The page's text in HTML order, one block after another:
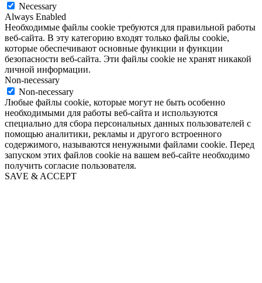
Necessary
Always Enabled
Необходимые файлы cookie требуются для правильной работы
веб-сайта. В эту категорию входят только файлы cookie,
которые обеспечивают основные функции и функции
безопасности веб-сайта. Эти файлы cookie не хранят никакой
личной информации.
Non-necessary
Non-necessary
Любые файлы cookie, которые могут не быть особенно
необходимыми для работы веб-сайта и используются
специально для сбора персональных данных пользователей с
помощью аналитики, рекламы и другого встроенного
содержимого, называются ненужными файлами cookie. Перед
запуском этих файлов cookie на вашем веб-сайте необходимо
получить согласие пользователя.
SAVE & ACCEPT